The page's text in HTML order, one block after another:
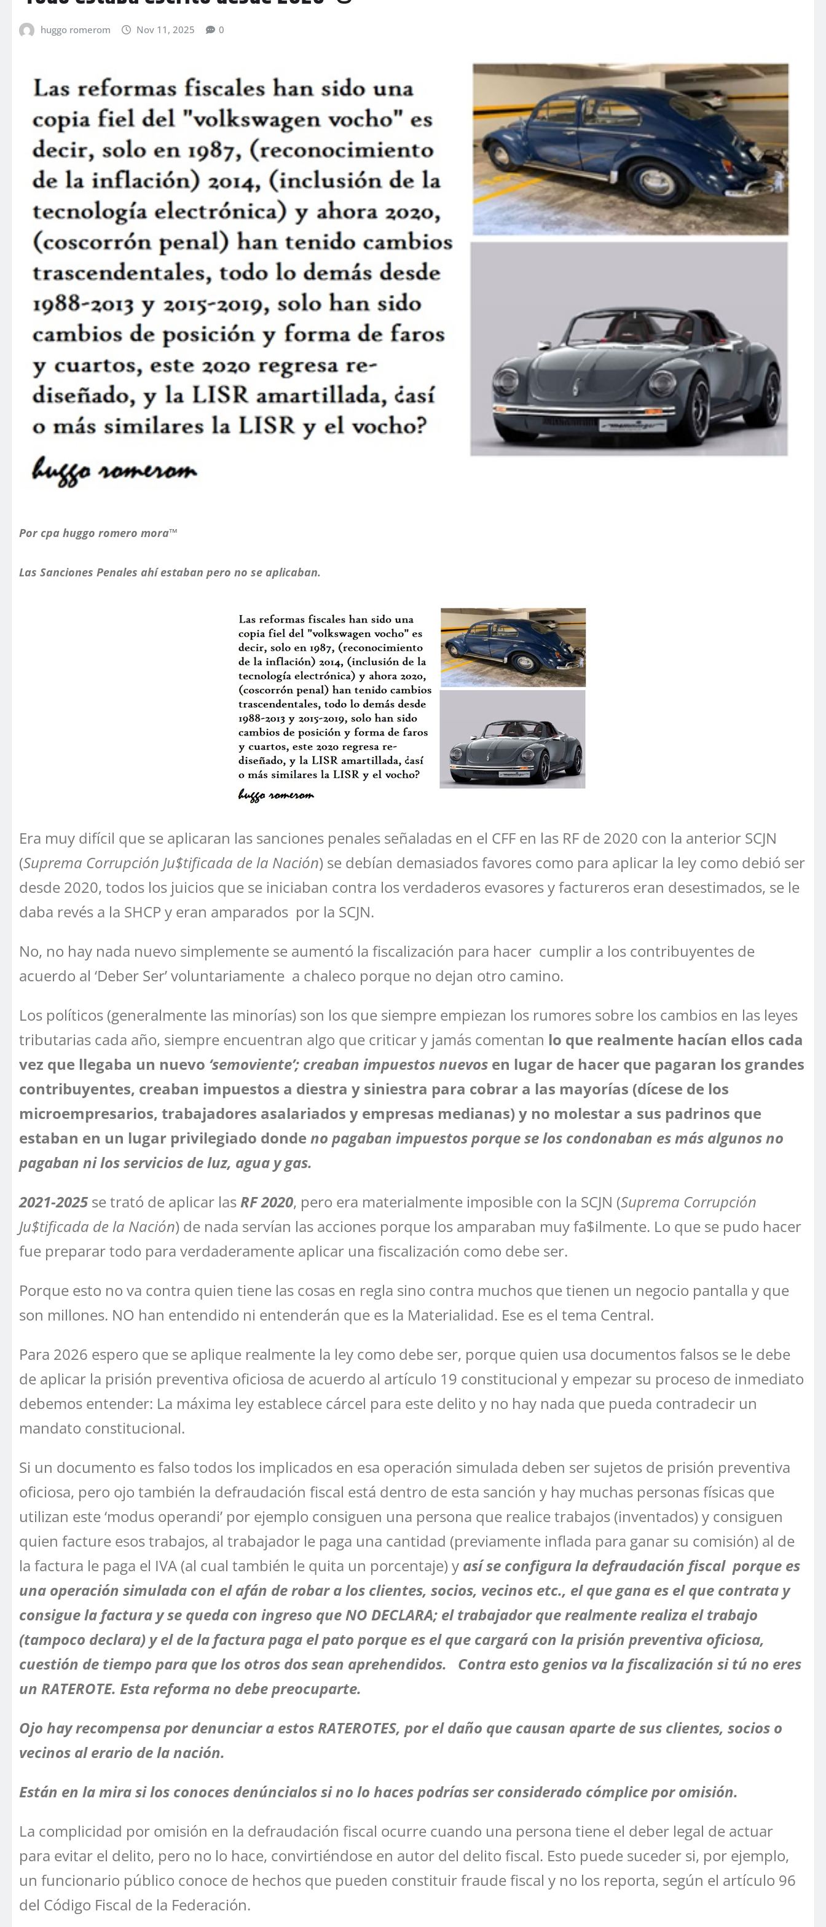
huggo romerom Nov 11, 2025 0
Por cpa huggo romero mora™
Las Sanciones Penales ahí estaban pero no se aplicaban.
Era muy difícil que se aplicaran las sanciones penales señaladas en el CFF en las RF de 2020 con la anterior SCJN
(Suprema Corrupción Ju$tificada de la Nación) se debían demasiados favores como para aplicar la ley como debió ser
desde 2020, todos los juicios que se iniciaban contra los verdaderos evasores y factureros eran desestimados, se le
daba revés a la SHCP y eran amparados por la SCJN.
No, no hay nada nuevo simplemente se aumentó la fiscalización para hacer cumplir a los contribuyentes de
acuerdo al ‘Deber Ser’ voluntariamente a chaleco porque no dejan otro camino.
Los políticos (generalmente las minorías) son los que siempre empiezan los rumores sobre los cambios en las leyes
tributarias cada año, siempre encuentran algo que criticar y jamás comentan lo que realmente hacían ellos cada
vez que llegaba un nuevo ‘semoviente’; creaban impuestos nuevos en lugar de hacer que pagaran los grandes
contribuyentes, creaban impuestos a diestra y siniestra para cobrar a las mayorías (dícese de los
microempresarios, trabajadores asalariados y empresas medianas) y no molestar a sus padrinos que
estaban en un lugar privilegiado donde no pagaban impuestos porque se los condonaban es más algunos no
pagaban ni los servicios de luz, agua y gas.
2021-2025 se trató de aplicar lasRF 2020, pero era materialmente imposible con la SCJN (Suprema Corrupción
Ju$tificada de la Nación) de nada servían las acciones porque los amparaban muy fa$ilmente. Lo que se pudo hacer
fue preparar todo para verdaderamente aplicar una fiscalización como debe ser.
Porque esto no va contra quien tiene las cosas en regla sino contra muchos que tienen un negocio pantalla y que
son millones. NO han entendido ni entenderán que es la Materialidad. Ese es el tema Central.
Para 2026 espero que se aplique realmente la ley como debe ser, porque quien usa documentos falsos se le debe
de aplicar la prisión preventiva oficiosa de acuerdo al artículo 19 constitucional y empezar su proceso de inmediato
debemos entender: La máxima ley establece cárcel para este delito y no hay nada que pueda contradecir un
mandato constitucional.
Si un documento es falso todos los implicados en esa operación simulada deben ser sujetos de prisión preventiva
oficiosa, pero ojo también la defraudación fiscal está dentro de esta sanción y hay muchas personas físicas que
utilizan este ‘modus operandi’ por ejemplo consiguen una persona que realice trabajos (inventados) y consiguen
quien facture esos trabajos, al trabajador le paga una cantidad (previamente inflada para ganar su comisión) al de
la factura le paga el IVA (al cual también le quita un porcentaje) y así se configura la defraudación fiscal porque es
una operación simulada con el afán de robar a los clientes, socios, vecinos etc., el que gana es el que contrata y
consigue la factura y se queda con ingreso que NO DECLARA; el trabajador que realmente realiza el trabajo
(tampoco declara) y el de la factura paga el pato porque es el que cargará con la prisión preventiva oficiosa,
cuestión de tiempo para que los otros dos sean aprehendidos. Contra esto genios va la fiscalización si tú no eres
un RATEROTE. Esta reforma no debe preocuparte.
Ojo hay recompensa por denunciar a estos RATEROTES, por el daño que causan aparte de sus clientes, socios o
vecinos al erario de la nación.
Están en la mira si los conoces denúncialos si no lo haces podrías ser considerado cómplice por omisión.
La complicidad por omisión en la defraudación fiscal ocurre cuando una persona tiene el deber legal de actuar
para evitar el delito, pero no lo hace, convirtiéndose en autor del delito fiscal. Esto puede suceder si, por ejemplo,
un funcionario público conoce de hechos que pueden constituir fraude fiscal y no los reporta, según el artículo 96
del Código Fiscal de la Federación.